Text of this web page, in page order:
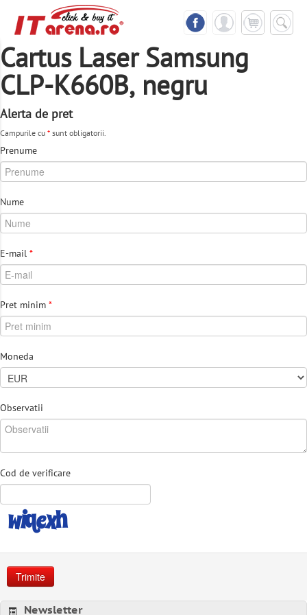
Cartus Laser Samsung
CLP-K660B, negru
Alerta de pret
Campurile cu * sunt obligatorii.
Prenume
Nume
E-mail *
Pret minim *
Moneda
Observatii
Cod de verificare
Trimite
Newsletter